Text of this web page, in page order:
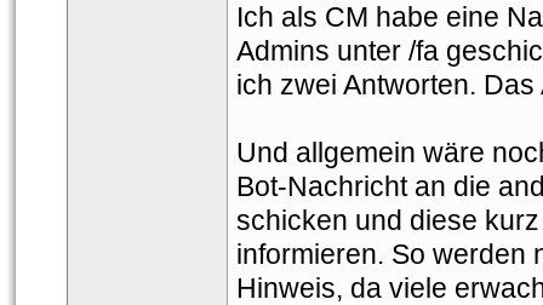
Ich als CM habe eine
Admins unter /fa
ich zwei Antworten.
Und allgemein wäre
Bot-Nachricht an die
chicken und diese kurz
informieren. So werden
Hinweis, da viele